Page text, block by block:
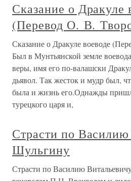
Сказание о Дракуле
(Перевод О. В.
Сказание о Дракуле воеводе
Был в Мунтьянской земле
веры, имя его по-валашски
дьявол. Так жесток и мудр был,
была и жизнь его.Однажды
турецкого царя и,
Страсти по
Шульгину
Страсти по Василию